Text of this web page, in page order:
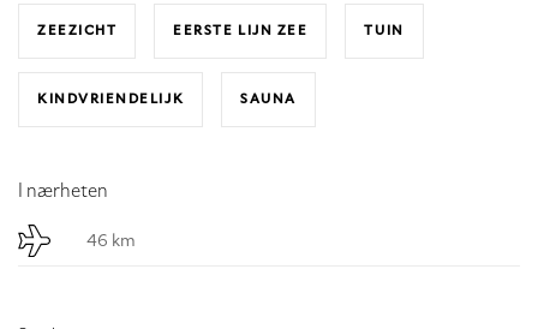
ZEEZICHT EERSTE LIJN ZEE TUIN
KINDVRIENDELIJK SAUNA
I nærheten
46 km